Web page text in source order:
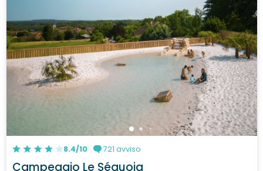
8.4/10 721 avviso
Campeggio Le Séquoia